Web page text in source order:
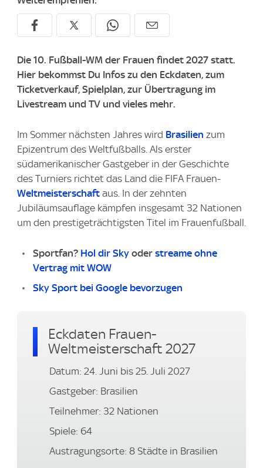
Die 10. Fußball-WM der Frauen findet 2027 statt.
Hier bekommst Du Infos zu den Eckdaten, zum
Ticketverkauf, Spielplan, zur Übertragung im
Livestream und TV und vieles mehr.
Im Sommer nächsten Jahres wird Brasilien zum
Epizentrum des Weltfußballs. Als erster
südamerikanischer Gastgeber in der Geschichte
des Turniers richtet das Land die FIFA Frauen-
Weltmeisterschaft aus. In der zehnten
Jubiläumsauflage kämpfen insgesamt 32 Nationen
um den prestigeträchtigsten Titel im Frauenfußball.
Sportfan? Hol dir Sky oder streame ohne
Vertrag mit WOW
Sky Sport bei Google bevorzugen
Eckdaten Frauen-
Weltmeisterschaft 2027
Datum: 24. Juni bis 25. Juli 2027
Gastgeber: Brasilien
Teilnehmer: 32 Nationen
Spiele: 64
Austragungsorte: 8 Städte in Brasilien